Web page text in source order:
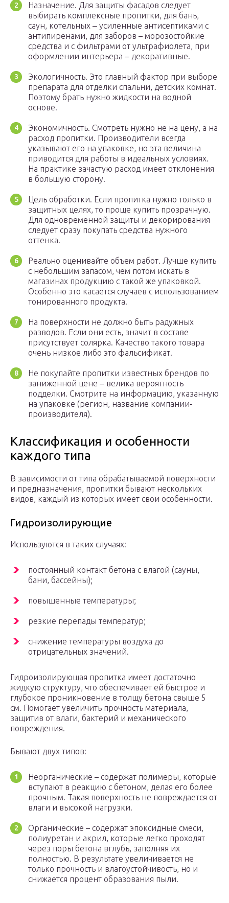
Назначение. Для защиты фасадов следует
выбирать комплексные пропитки, для бань,
саун, котельных ‒ усиленные антисептиками с
антипиренами, для заборов – морозостойкие
средства и с фильтрами от ультрафиолета, при
оформлении интерьера ‒ декоративные.
Экологичность. Это главный фактор при выборе
препарата для отделки спальни, детских комнат.
Поэтому брать нужно жидкости на водной
основе.
Экономичность. Смотреть нужно не на цену, а на
расход пропитки. Производители всегда
указывают его на упаковке, но эта величина
приводится для работы в идеальных условиях.
На практике зачастую расход имеет отклонения
в большую сторону.
Цель обработки. Если пропитка нужно только в
защитных целях, то проще купить прозрачную.
Для одновременной защиты и декорирования
следует сразу покупать средства нужного
оттенка.
Реально оценивайте объем работ. Лучше купить
с небольшим запасом, чем потом искать в
магазинах продукцию с такой же упаковкой.
Особенно это касается случаев с использованием
тонированного продукта.
На поверхности не должно быть радужных
разводов. Если они есть, значит в составе
присутствует солярка. Качество такого товара
очень низкое либо это фальсификат.
Не покупайте пропитки известных брендов по
заниженной цене ‒ велика вероятность
подделки. Смотрите на информацию, указанную
на упаковке (регион, название компании-
производителя).
Классификация и особенности
каждого типа
В зависимости от типа обрабатываемой поверхности
и предназначения, пропитки бывают нескольких
видов, каждый из которых имеет свои особенности.
Гидроизолирующие
Используются в таких случаях:
постоянный контакт бетона с влагой (сауны,
бани, бассейны);
повышенные температуры;
резкие перепады температур;
снижение температуры воздуха до
отрицательных значений.
Гидроизолирующая пропитка имеет достаточно
жидкую структуру, что обеспечивает ей быстрое и
глубокое проникновение в толщу бетона свыше 5
см. Помогает увеличить прочность материала,
защитив от влаги, бактерий и механического
повреждения.
Бывают двух типов:
Неорганические – содержат полимеры, которые
вступают в реакцию с бетоном, делая его более
прочным. Такая поверхность не повреждается от
влаги и высокой нагрузки.
Органические – содержат эпоксидные смеси,
полиуретан и акрил, которые легко проходят
через поры бетона вглубь, заполняя их
полностью. В результате увеличивается не
только прочность и влагоустойчивость, но и
снижается процент образования пыли.